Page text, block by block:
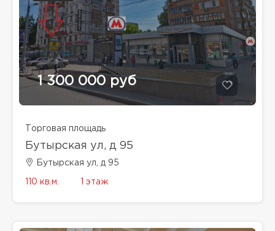
1 300 000 руб
Торговая площадь
Бутырская ул, д 95
Бутырская ул, д 95
110 кв.м. 1 этаж